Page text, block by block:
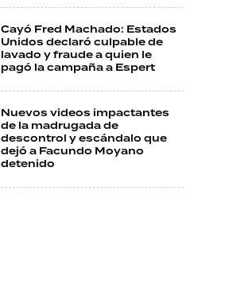
Cayó Fred Machado: Estados
Unidos declaró culpable de
lavado y fraude a quien le
pagó la campaña a Espert
Nuevos videos impactantes
de la madrugada de
descontrol y escándalo que
dejó a Facundo Moyano
detenido